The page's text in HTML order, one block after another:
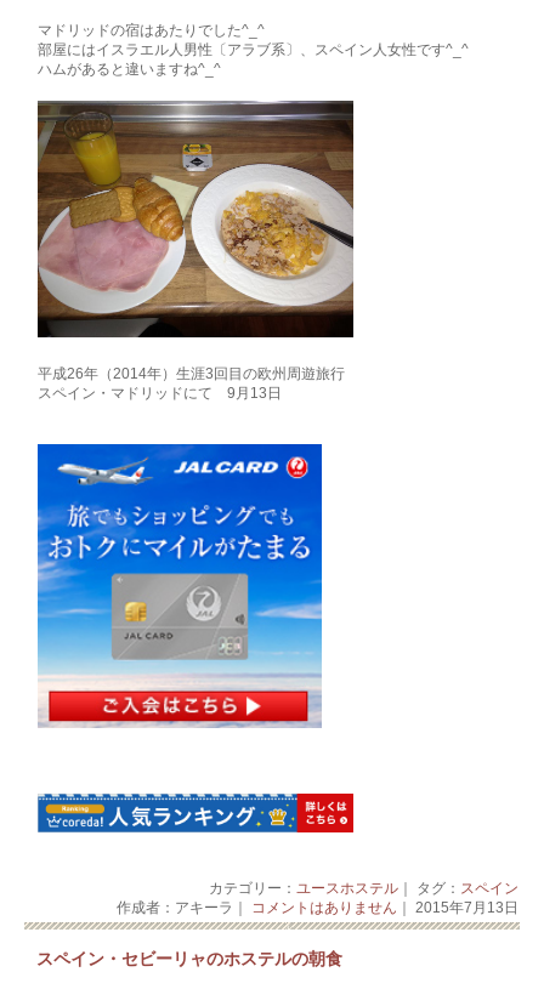
マドリッドの宿はあたりでした^_^
部屋にはイスラエル人男性〔アラブ系〕、スペイン人女性です^_^
ハムがあると違いますね^_^
平成26年（2014年）生涯3回目の欧州周遊旅行
スペイン・マドリッドにて 9月13日
カテゴリー： ユースホステル｜ タグ： スペイン
作成者：アキーラ｜ コメントはありません ｜ 2015年7月13日
スペイン・セビーリャのホステルの朝食